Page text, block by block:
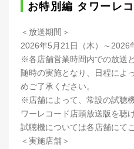
お特別編 タワーレ
＜放送期間＞
2026年5月21日（木）～2026
※各店舗営業時間内での放送
随時の実施となり、日程によ
めご了承ください。
※店舗によって、常設の試聴
ワーレコード店頭放送版を聴
試聴機については各店舗にて
＜実施店舗＞